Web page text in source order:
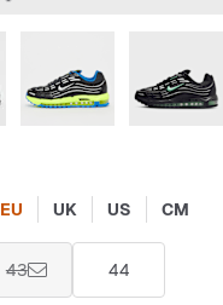
EU UK US CM
43 44